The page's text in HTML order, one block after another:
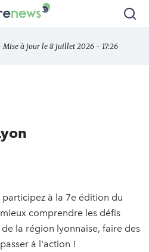
à jour le 8 juillet 2026 - 17:26
à la 7e édition du
comprendre les défis
la région lyonnaise, faire des
à l'action !